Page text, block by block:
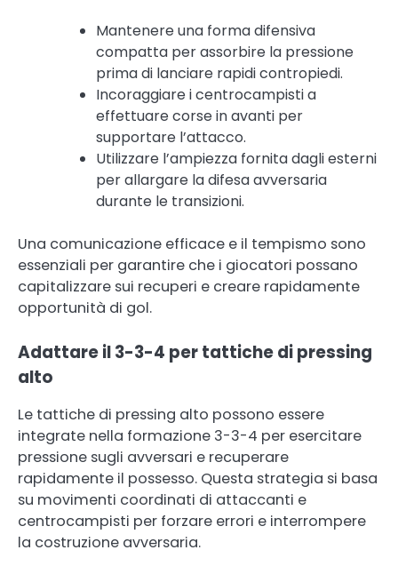
Mantenere una forma difensiva
compatta per assorbire la pressione
prima di lanciare rapidi contropiedi.
Incoraggiare i centrocampisti a
effettuare corse in avanti per
supportare l’attacco.
Utilizzare l’ampiezza fornita dagli esterni
per allargare la difesa avversaria
durante le transizioni.
Una comunicazione efficace e il tempismo sono
essenziali per garantire che i giocatori possano
capitalizzare sui recuperi e creare rapidamente
opportunità di gol.
Adattare il 3-3-4 per tattiche di pressing
alto
Le tattiche di pressing alto possono essere
integrate nella formazione 3-3-4 per esercitare
pressione sugli avversari e recuperare
rapidamente il possesso. Questa strategia si basa
su movimenti coordinati di attaccanti e
centrocampisti per forzare errori e interrompere
la costruzione avversaria.